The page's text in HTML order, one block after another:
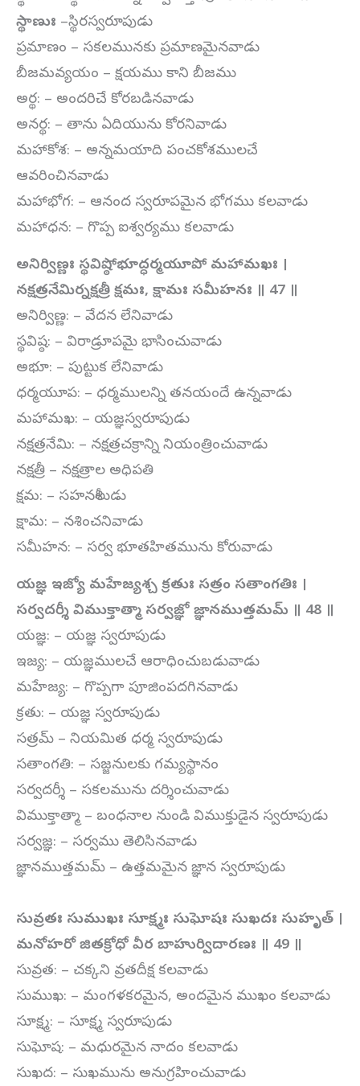
స్థాణుః –స్థిరస్వరూపుడు
ప్రమాణం – సకలమునకు ప్రమాణమైనవాడు
బీజమవ్యయం – క్షయము కాని బీజము
అర్థ: – అందరిచే కోరబడినవాడు
అనర్థ: – తాను ఏదియును కోరనివాడు
మహాకోశ: – అన్నమయాది పంచకోశములచే
ఆవరించినవాడు
మహాభోగ: – ఆనంద స్వరూపమైన భోగము కలవాడు
మహాధన: – గొప్ప ఐశ్వర్యము కలవాడు
అనిర్విణ్ణః స్థవిష్ఠోభూద్ధర్మయూపో మహామఖః ।
నక్షత్రనేమిర్నక్షత్రీ క్షమః, క్షామః సమీహనః ॥ 47 ॥
అనిర్విణ్ణ: – వేదన లేనివాడు
స్థవిష్ఠ: – విరాడ్రూపమై భాసించువాడు
అభూ: – పుట్టుక లేనివాడు
ధర్మయూప: – ధర్మములన్ని తనయందే ఉన్నవాడు
మహామఖ: – యజ్ఞస్వరూపుడు
నక్షత్రనేమి: – నక్షత్రచక్రాన్ని నియంత్రించువాడు
నక్షత్రీ – నక్షత్రాల అధిపతి
క్షమ: – సహనశీలుడు
క్షామ: – నశించనివాడు
సమీహన: – సర్వ భూతహితమును కోరువాడు
యజ్ఞ ఇజ్యో మహేజ్యశ్చ క్రతుః సత్రం సతాంగతిః ।
సర్వదర్శీ విముక్తాత్మా సర్వజ్ఞో జ్ఞానముత్తమమ్ ॥ 48 ॥
యజ్ఞ: – యజ్ఞ స్వరూపుడు
ఇజ్య: – యజ్ఞములచే ఆరాధించుబడువాడు
మహేజ్య: – గొప్పగా పూజింపదగినవాడు
క్రతు: – యజ్ఞ స్వరూపుడు
సత్రమ్ – నియమిత ధర్మ స్వరూపుడు
సతాంగతి: – సజ్జనులకు గమ్యస్థానం
సర్వదర్శీ – సకలమును దర్శించువాడు
విముక్తాత్మా – బంధనాల నుండి విముక్తుడైన స్వరూపుడు
సర్వజ్ఞ: – సర్వము తెలిసినవాడు
జ్ఞానముత్తమమ్ – ఉత్తమమైన జ్ఞాన స్వరూపుడు
సువ్రతః సుముఖః సూక్ష్మః సుఘోషః సుఖదః సుహృత్ ।
మనోహరో జితక్రోధో వీర బాహుర్విదారణః ॥ 49 ॥
సువ్రత: – చక్కని వ్రతదీక్ష కలవాడు
సుముఖ: – మంగళకరమైన, అందమైన ముఖం కలవాడు
సూక్ష్మ: – సూక్ష్మ స్వరూపుడు
సుఘోష: – మధురమైన నాదం కలవాడు
సుఖద: – సుఖమును అనుగ్రహించువాడు